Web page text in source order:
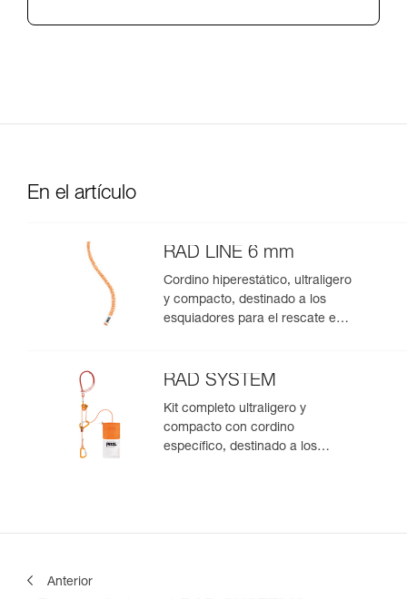
En el artículo
RAD LINE 6 mm
Cordino hiperestático, ultraligero
y compacto, destinado a los
esquiadores para el rescate en
para escapar de una zona
RAD SYSTEM
Kit completo ultraligero y
compacto con cordino
específico, destinado a los
Anterior